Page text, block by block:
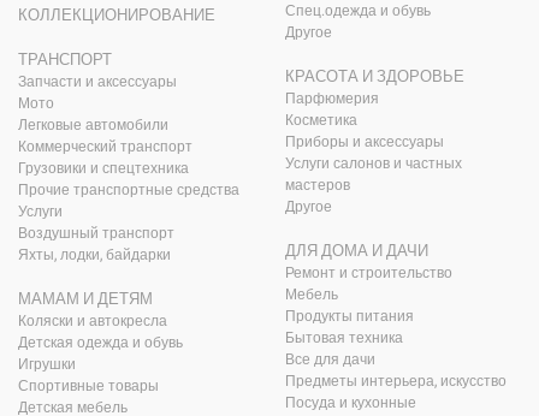
КОЛЛЕКЦИОНИРОВАНИЕ
ТРАНСПОРТ
Запчасти и аксессуары
Мото
Легковые автомобили
Коммерческий транспорт
Грузовики и спецтехника
Прочие транспортные средства
Услуги
Воздушный транспорт
Яхты, лодки, байдарки
МАМАМ И ДЕТЯМ
Коляски и автокресла
Детская одежда и обувь
Игрушки
Спортивные товары
Детская мебель
Спец.одежда и обувь
Другое
КРАСОТА И ЗДОРОВЬЕ
Парфюмерия
Косметика
Приборы и аксессуары
Услуги салонов и частных
мастеров
Другое
ДЛЯ ДОМА И ДАЧИ
Ремонт и строительство
Мебель
Продукты питания
Бытовая техника
Все для дачи
Предметы интерьера, искусство
Посуда и кухонные